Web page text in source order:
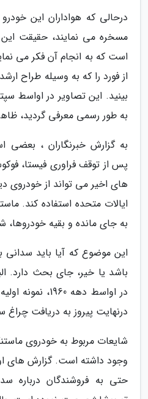
درحالی که هواداران این
مسخره می نمایند، حقیقت
است که به انجام آن فکر می
از فورد را که به وسیله طراح
به طور رسمی معرفی گردید،
به گزارش خبرنگاران ، بعضی
پس از توقف فراوری فیستا،
های اخیر می تواند از خودروی
ایالات متحده استفاده کند.
به جای مانده و بقیه
این موضوع که آیا باید سدانی
باشد یا خیر، جای بحث دارد.
در اواسط دهه
درنهایت پیروز به دریافت چراغ
وجود داشته است. گزارش های